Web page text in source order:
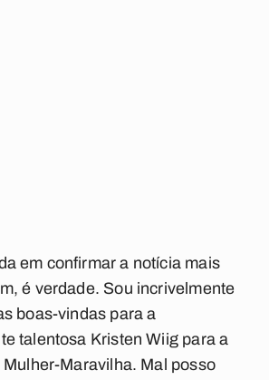
em confirmar a notícia mais
é verdade. Sou incrivelmente
boas-vindas para a
talentosa Kristen Wiig para a
Maravilha. Mal posso